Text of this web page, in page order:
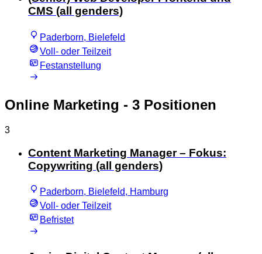
CMS (all genders)
Paderborn, Bielefeld
Voll- oder Teilzeit
Festanstellung
Online Marketing - 3 Positionen
3
Content Marketing Manager – Fokus:
Copywriting (all genders)
Paderborn, Bielefeld, Hamburg
Voll- oder Teilzeit
Befristet